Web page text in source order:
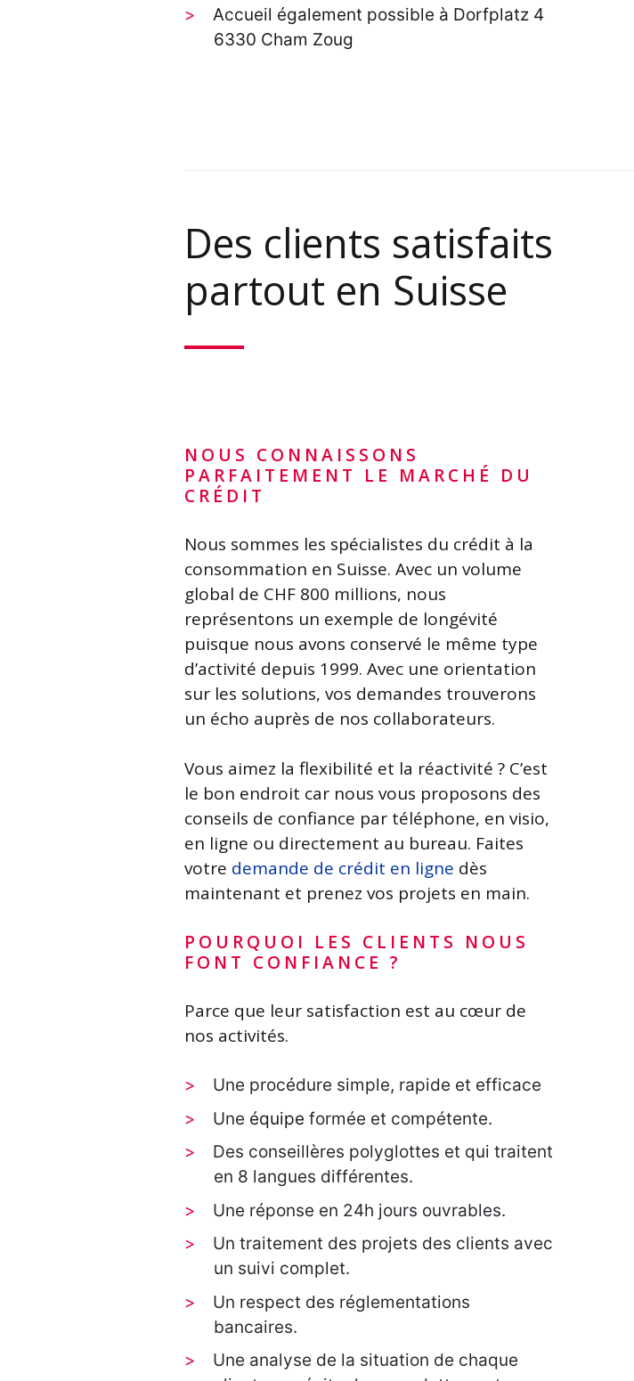
Accueil également possible à Dorfplatz 4
6330 Cham Zoug
Des clients satisfaits
partout en Suisse
NOUS CONNAISSONS
PARFAITEMENT LE MARCHÉ DU
CRÉDIT
Nous sommes les spécialistes du crédit à la
consommation en Suisse. Avec un volume
global de CHF 800 millions, nous
représentons un exemple de longévité
puisque nous avons conservé le même type
d’activité depuis 1999. Avec une orientation
sur les solutions, vos demandes trouverons
un écho auprès de nos collaborateurs.
Vous aimez la flexibilité et la réactivité ? C’est
le bon endroit car nous vous proposons des
conseils de confiance par téléphone, en visio,
en ligne ou directement au bureau. Faites
votre demande de crédit en ligne dès
maintenant et prenez vos projets en main.
POURQUOI LES CLIENTS NOUS
FONT CONFIANCE ?
Parce que leur satisfaction est au cœur de
nos activités.
Une procédure simple, rapide et efficace
Une équipe formée et compétente.
Des conseillères polyglottes et qui traitent
en 8 langues différentes.
Une réponse en 24h jours ouvrables.
Un traitement des projets des clients avec
un suivi complet.
Un respect des réglementations
bancaires.
Une analyse de la situation de chaque